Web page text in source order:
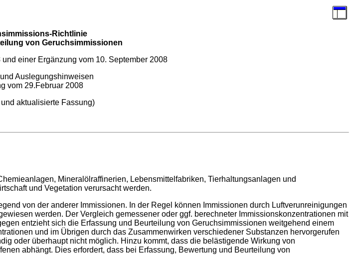
Richtlinie
von Geruchsimmissionen
einer Ergänzung vom 10. September 2008
Auslegungshinweisen
vom 29.Februar 2008
aktualisierte Fassung)
Mineralölraffinerien, Lebensmittelfabriken, Tierhaltungsanlagen und
und Vegetation verursacht werden.
von der anderer Immissionen. In der Regel können Immissionen durch Luftverunreinigungen
werden. Der Vergleich gemessener oder ggf. berechneter Immissionskonzentrationen mit
entzieht sich die Erfassung und Beurteilung von Geruchsimmissionen weitgehend einem
und im Übrigen durch das Zusammenwirken verschiedener Substanzen hervorgerufen
oder überhaupt nicht möglich. Hinzu kommt, dass die belästigende Wirkung von
abhängt. Dies erfordert, dass bei Erfassung, Bewertung und Beurteilung von